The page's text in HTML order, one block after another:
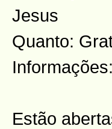
Jesus
Quanto:
Estão